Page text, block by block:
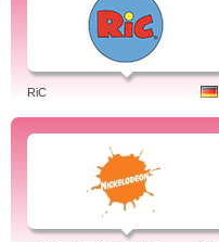
RiC